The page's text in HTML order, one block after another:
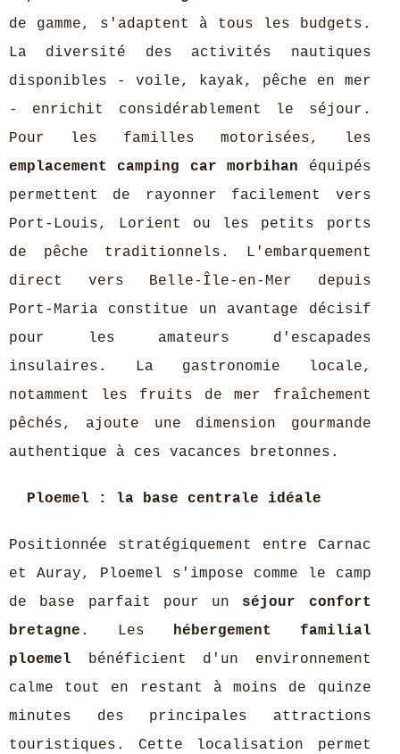
de gamme, s'adaptent à tous les budgets.
La diversité des activités nautiques
disponibles - voile, kayak, pêche en mer
- enrichit considérablement le séjour.
Pour les familles motorisées, les
emplacement camping car morbihan équipés
permettent de rayonner facilement vers
Port-Louis, Lorient ou les petits ports
de pêche traditionnels. L'embarquement
direct vers Belle-Île-en-Mer depuis
Port-Maria constitue un avantage décisif
pour les amateurs d'escapades
insulaires. La gastronomie locale,
notamment les fruits de mer fraîchement
pêchés, ajoute une dimension gourmande
authentique à ces vacances bretonnes.
Ploemel : la base centrale idéale
Positionnée stratégiquement entre Carnac
et Auray, Ploemel s'impose comme le camp
de base parfait pour un séjour confort
bretagne . Les
hébergement familial
ploemel bénéficient d'un environnement
calme tout en restant à moins de quinze
minutes des principales attractions
touristiques. Cette localisation permet